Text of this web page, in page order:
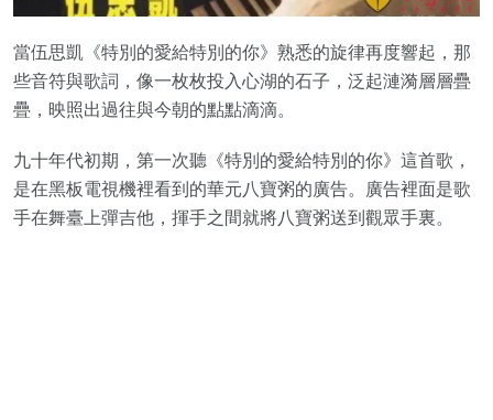
當伍思凱《特別的愛給特別的你》熟悉的旋律再度響起，那
些音符與歌詞，像一枚枚投入心湖的石子，泛起漣漪層層疊
疊，映照出過往與今朝的點點滴滴。
九十年代初期，第一次聽《特別的愛給特別的你》這首歌，
是在黑板電視機裡看到的華元八寶粥的廣告。廣告裡面是歌
手在舞臺上彈吉他，揮手之間就將八寶粥送到觀眾手裏。